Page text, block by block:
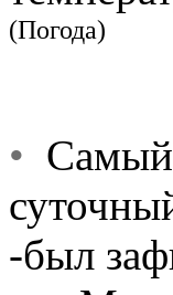
(Погода)
• Самый
-был